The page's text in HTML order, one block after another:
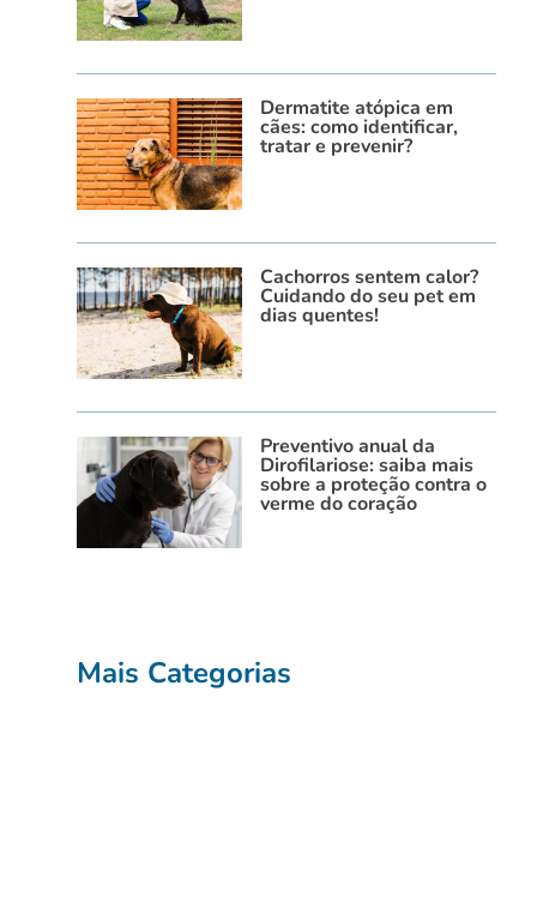
Dermatite atópica em
cães: como identificar,
tratar e prevenir?
Cachorros sentem calor?
Cuidando do seu pet em
dias quentes!
Preventivo anual da
Dirofilariose: saiba mais
sobre a proteção contra o
verme do coração
Mais Categorias